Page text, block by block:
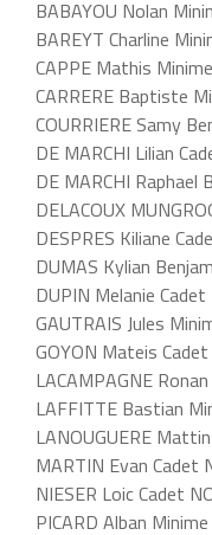
BABAYOU Nolan
BAREYT Charline
CAPPE Mathis
CARRERE Baptiste
COURRIERE Samy
DE MARCHI Lilian
DE MARCHI Raphael
DELACOUX
DESPRES Kiliane
DUMAS Kylian
DUPIN Melanie Cadet
GAUTRAIS Jules
GOYON Mateis Cadet
LACAMPAGNE
LAFFITTE Bastian
LANOUGUERE
MARTIN Evan Cadet
NIESER Loic Cadet
PICARD Alban